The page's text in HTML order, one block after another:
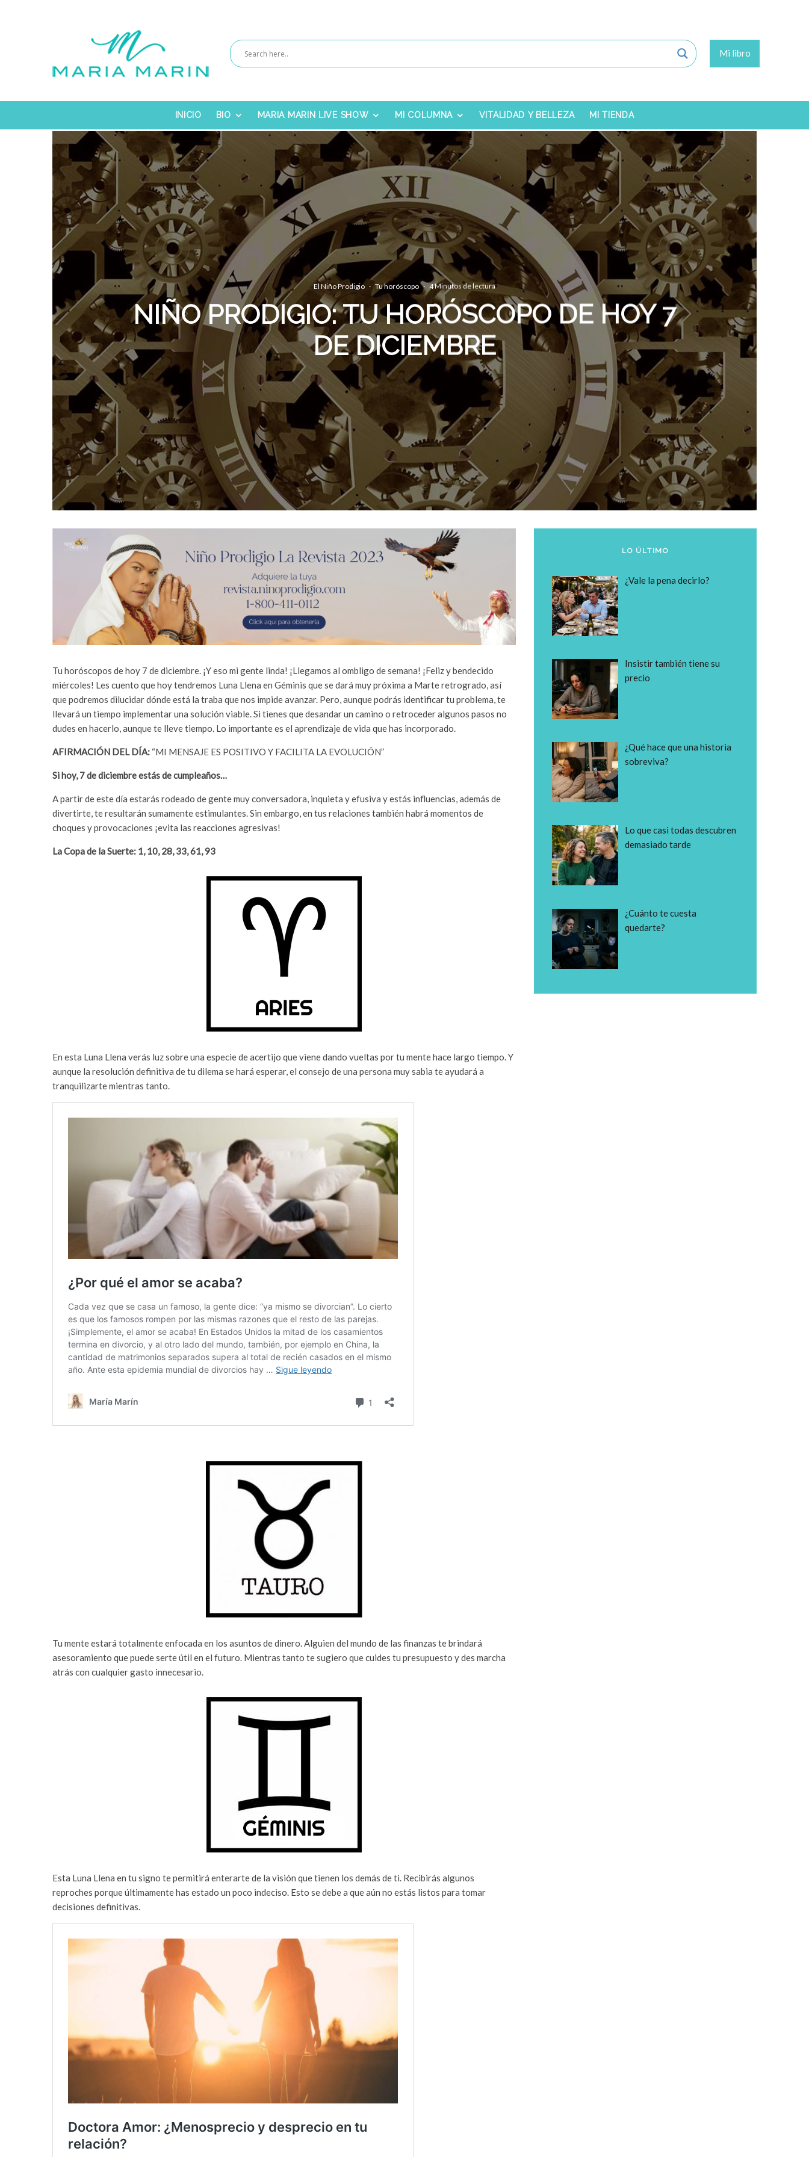
Mi libro
INICIO BIO MARIA MARIN LIVE SHOW MI COLUMNA VITALIDAD Y BELLEZA MI TIENDA
El Niño Prodigio · Tu horóscopo · 4 Minutos de lectura
NIÑO PRODIGIO: TU HORÓSCOPO DE HOY 7
DE DICIEMBRE
Tu horóscopos de hoy 7 de diciembre. ¡Y eso mi gente linda! ¡Llegamos al ombligo de semana! ¡Feliz y bendecido
miércoles! Les cuento que hoy tendremos Luna Llena en Géminis que se dará muy próxima a Marte retrogrado, así
que podremos dilucidar dónde está la traba que nos impide avanzar. Pero, aunque podrás identificar tu problema, te
llevará un tiempo implementar una solución viable. Si tienes que desandar un camino o retroceder algunos pasos no
dudes en hacerlo, aunque te lleve tiempo. Lo importante es el aprendizaje de vida que has incorporado.
AFIRMACIÓN DEL DÍA: “MI MENSAJE ES POSITIVO Y FACILITA LA EVOLUCIÓN”
Si hoy, 7 de diciembre estás de cumpleaños…
A partir de este día estarás rodeado de gente muy conversadora, inquieta y efusiva y estás influencias, además de
divertirte, te resultarán sumamente estimulantes. Sin embargo, en tus relaciones también habrá momentos de
choques y provocaciones ¡evita las reacciones agresivas!
La Copa de la Suerte: 1, 10, 28, 33, 61, 93
En esta Luna Llena verás luz sobre una especie de acertijo que viene dando vueltas por tu mente hace largo tiempo. Y
aunque la resolución definitiva de tu dilema se hará esperar, el consejo de una persona muy sabia te ayudará a
tranquilizarte mientras tanto.
Tu mente estará totalmente enfocada en los asuntos de dinero. Alguien del mundo de las finanzas te brindará
asesoramiento que puede serte útil en el futuro. Mientras tanto te sugiero que cuides tu presupuesto y des marcha
atrás con cualquier gasto innecesario.
Esta Luna Llena en tu signo te permitirá enterarte de la visión que tienen los demás de ti. Recibirás algunos
reproches porque últimamente has estado un poco indeciso. Esto se debe a que aún no estás listos para tomar
decisiones definitivas.
LO ÚLTIMO
¿Vale la pena decirlo?
Insistir también tiene su
precio
¿Qué hace que una historia
sobreviva?
Lo que casi todas descubren
demasiado tarde
¿Cuánto te cuesta
quedarte?